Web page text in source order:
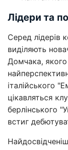
Лідери та
Серед лідерів
виділяють
Домчака,
італійського
цікавляться
берлінського
встиг